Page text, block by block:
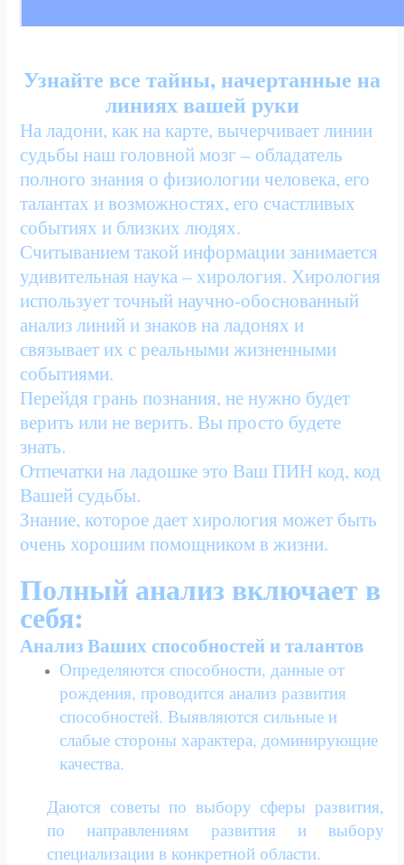
Узнайте все тайны, начертанные на
линиях вашей руки
На ладони, как на карте, вычерчивает линии
судьбы наш головной мозг – обладатель
полного знания о физиологии человека, его
талантах и возможностях, его счастливых
событиях и близких людях.
Считыванием такой информации занимается
удивительная наука – хирология. Хирология
использует точный научно-обоснованный
анализ линий и знаков на ладонях и
связывает их с реальными жизненными
событиями.
Перейдя грань познания, не нужно будет
верить или не верить. Вы просто будете
знать.
Отпечатки на ладошке это Ваш ПИН код, код
Вашей судьбы.
Знание, которое дает хирология может быть
очень хорошим помощником в жизни.
Полный анализ включает в
себя:
Анализ Ваших способностей и талантов
Определяются способности, данные от
рождения, проводится анализ развития
способностей. Выявляются сильные и
слабые стороны характера, доминирующие
качества.
Даются советы по выбору сферы развития,
по направлениям развития и выбору
специализации в конкретной области.